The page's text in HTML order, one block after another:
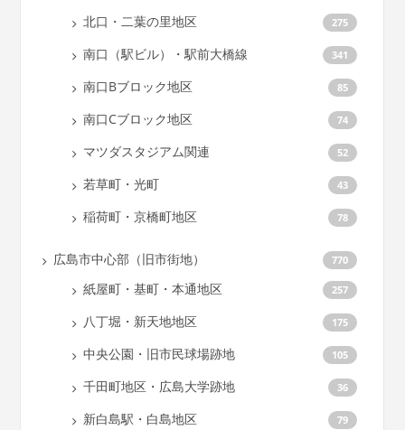
北口・二葉の里地区 275
南口（駅ビル）・駅前大橋線 341
南口Bブロック地区 85
南口Cブロック地区 74
マツダスタジアム関連 52
若草町・光町 43
稲荷町・京橋町地区 78
広島市中心部（旧市街地） 770
紙屋町・基町・本通地区 257
八丁堀・新天地地区 175
中央公園・旧市民球場跡地 105
千田町地区・広島大学跡地 36
新白島駅・白島地区 79